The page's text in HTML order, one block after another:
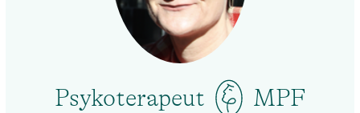
Psykoterapeut
MPF